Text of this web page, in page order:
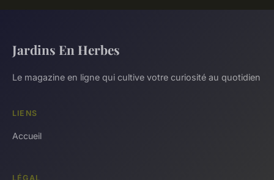
Jardins En Herbes
Le magazine en ligne qui cultive votre curiosité au quotidien
LIENS
Accueil
LÉGAL